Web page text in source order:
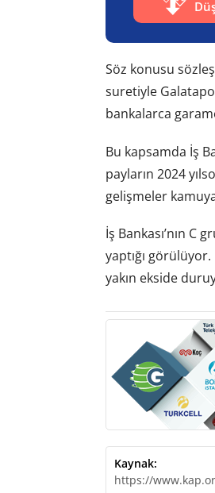
Söz konusu
suretiyle
bankalarca
Bu kapsamda İş
payların 2024
gelişmeler
İş Bankası’nın C
yaptığı
yakın ekside
Kaynak:
https://